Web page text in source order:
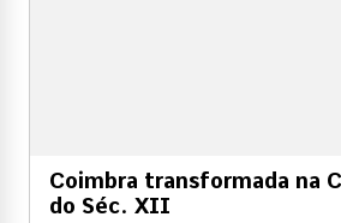
Coimbra transformada na
do Séc. XII